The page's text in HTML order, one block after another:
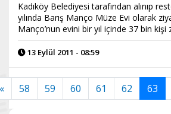
Kadıköy Belediyesi tarafından alınıp
yılında Barış Manço Müze Evi olarak
Manço’nun evini bir yıl içinde 37 bin kişi
13 Eylül 2011 - 08:59
58 59 60 61 62 63